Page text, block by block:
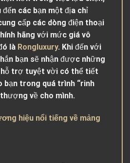
các bạn một địa chỉ
cấp các dòng điện thoại
hãng với mức giá vô
là Rongluxury. Khi đến với
bạn sẽ nhận được những
trợ tuyệt vời có thể tiết
bạn trong quá trình “rinh
về cho mình.
hiệu nổi tiếng về mảng